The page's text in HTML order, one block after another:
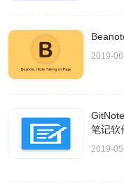
2019-
笔记软
2019-